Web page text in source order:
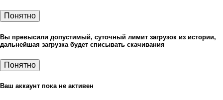
Понятно
Вы превысили допустимый, суточный лимит загрузок из истории,
дальнейшая загрузка будет списывать скачивания
Понятно
Ваш аккаунт пока не активен